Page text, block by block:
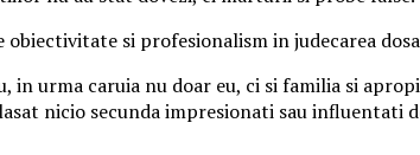
si profesionalism in judecarea
urma caruia nu doar eu, ci si familia si
nicio secunda impresionati sau influentati